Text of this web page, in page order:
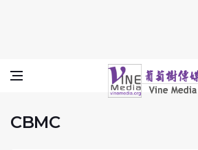
CBMC
Vine Media
葡萄樹傳媒
CBMC